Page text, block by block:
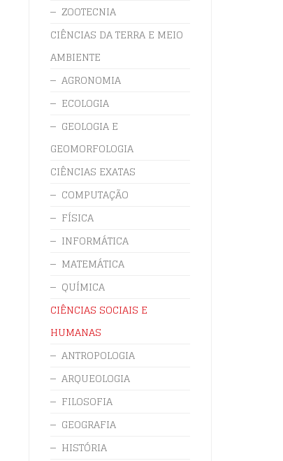
ZOOTECNIA
CIÊNCIAS DA TERRA E MEIO
AMBIENTE
AGRONOMIA
ECOLOGIA
GEOLOGIA E
GEOMORFOLOGIA
CIÊNCIAS EXATAS
COMPUTAÇÃO
FÍSICA
INFORMÁTICA
MATEMÁTICA
QUÍMICA
CIÊNCIAS SOCIAIS E
HUMANAS
ANTROPOLOGIA
ARQUEOLOGIA
FILOSOFIA
GEOGRAFIA
HISTÓRIA